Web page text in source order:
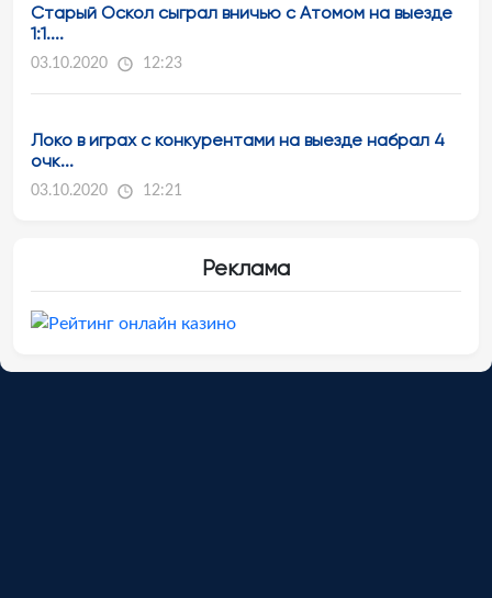
Старый Оскол сыграл вничью с Атомом на выезде
1:1....
03.10.2020 12:23
Локо в играх с конкурентами на выезде набрал 4
очк...
03.10.2020 12:21
Реклама